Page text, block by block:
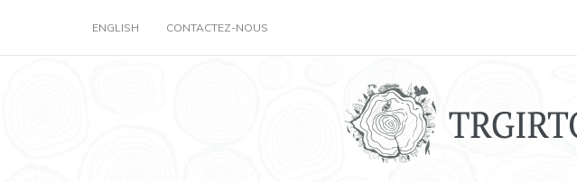
ENGLISH CONTACTEZ-NOUS